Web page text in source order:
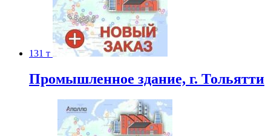
131 т
Промышленное здание, г. Тольятти